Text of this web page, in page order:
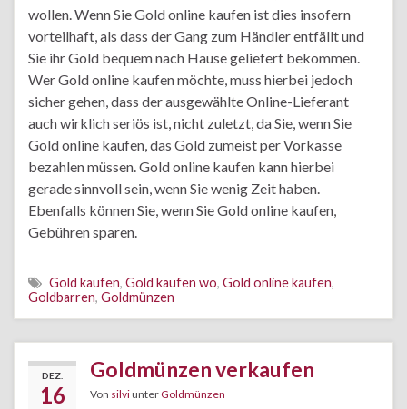
wollen. Wenn Sie Gold online kaufen ist dies insofern
vorteilhaft, als dass der Gang zum Händler entfällt und
Sie ihr Gold bequem nach Hause geliefert bekommen.
Wer Gold online kaufen möchte, muss hierbei jedoch
sicher gehen, dass der ausgewählte Online-Lieferant
auch wirklich seriös ist, nicht zuletzt, da Sie, wenn Sie
Gold online kaufen, das Gold zumeist per Vorkasse
bezahlen müssen. Gold online kaufen kann hierbei
gerade sinnvoll sein, wenn Sie wenig Zeit haben.
Ebenfalls können Sie, wenn Sie Gold online kaufen,
Gebühren sparen.
Gold kaufen, Gold kaufen wo, Gold online kaufen,
Goldbarren, Goldmünzen
DEZ.
16
Goldmünzen verkaufen
Von silviunter Goldmünzen